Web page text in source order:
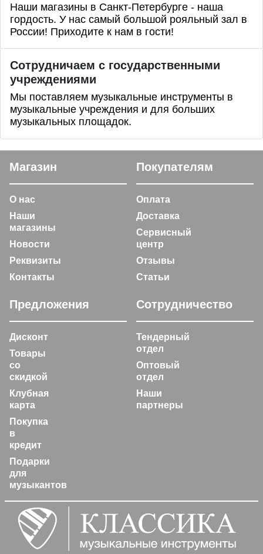
Наши магазины в Санкт-Петербурге - наша
гордость. У нас самый большой рояльный зал в
России! Приходите к нам в гости!
Сотрудничаем с государственными
учреждениями
Мы поставляем музыкальные инструменты в
музыкальные учреждения и для больших
музыкальных площадок.
Магазин
О нас
Наши
магазины
Новости
Реквизиты
Контакты
Покупателям
Оплата
Доставка
Сервисный
центр
Отзывы
Статьи
Предложения
Дисконт
Товары
со
скидкой
Клубная
карта
Покупка
в
кредит
Подарки
для
музыкантов
Сотрудничество
Тендерный
отдел
Оптовый
отдел
Наши
партнеры